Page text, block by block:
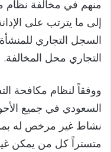
منهم في مخالفة نظام
إلى ما يترتب على
السجل التجاري
التجاري محل المخالفة.
ووفقاً لنظام مكافحة
السعودي في جميع
نشاط غير مرخص له
متستراً كل من يمكن